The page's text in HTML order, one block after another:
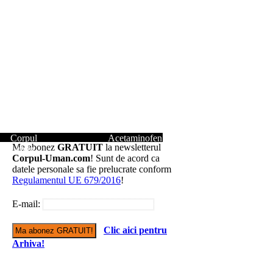
Corpul
Uman
Acetaminofen
Ma abonez GRATUIT la newsletterul
Corpul-Uman.com! Sunt de acord ca
datele personale sa fie prelucrate conform
Regulamentul UE 679/2016!
E-mail:
Clic aici pentru
Arhiva!